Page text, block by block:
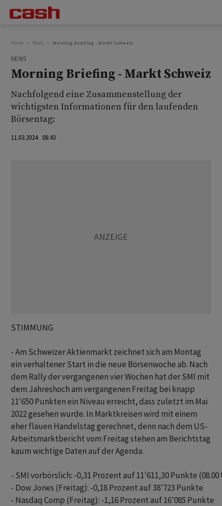
Home News Morning Briefing - Markt Schweiz
NEWS
Morning Briefing - Markt Schweiz
Nachfolgend eine Zusammenstellung der
wichtigsten Informationen für den laufenden
Börsentag:
11.03.2024 08:43
STIMMUNG
- Am Schweizer Aktienmarkt zeichnet sich am Montag
ein verhaltener Start in die neue Börsenwoche ab. Nach
dem Rally der vergangenen vier Wochen hat der SMI mit
dem Jahreshoch am vergangenen Freitag bei knapp
11'650 Punkten ein Niveau erreicht, dass zuletzt im Mai
2022 gesehen wurde. In Marktkreisen wird mit einem
eher flauen Handelstag gerechnet, denn nach dem US-
Arbeitsmarktbericht vom Freitag stehen am Berichtstag
kaum wichtige Daten auf der Agenda.
- SMI vorbörslich: -0,31 Prozent auf 11'611,30 Punkte (08.00
- Dow Jones (Freitag): -0,18 Prozent auf 38'723 Punkte
- Nasdaq Comp (Freitag): -1,16 Prozent auf 16'085 Punkte